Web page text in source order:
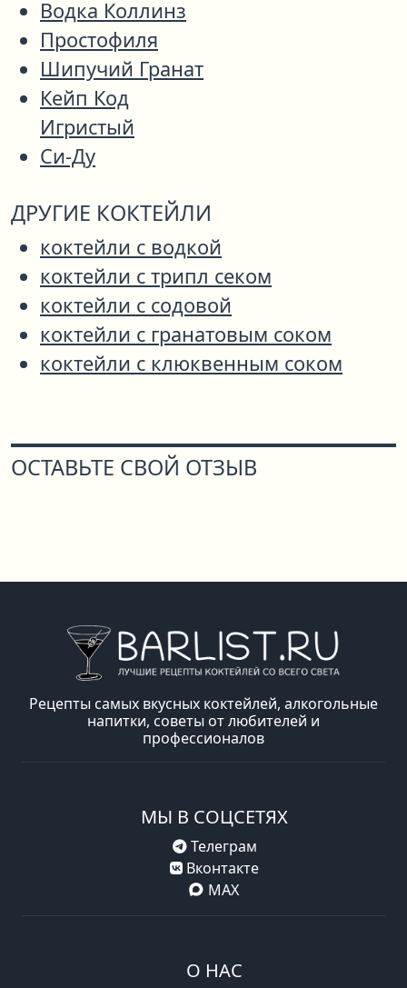
Водка Коллинз
Простофиля
Шипучий Гранат
Кейп Код
Игристый
Си-Ду
ДРУГИЕ КОКТЕЙЛИ
коктейли с водкой
коктейли с трипл секом
коктейли с содовой
коктейли с гранатовым соком
коктейли с клюквенным соком
ОСТАВЬТЕ СВОЙ ОТЗЫВ
Рецепты самых вкусных коктейлей, алкогольные
напитки, советы от любителей и
профессионалов
МЫ В СОЦСЕТЯХ
Телеграм
Вконтакте
MAX
О НАС